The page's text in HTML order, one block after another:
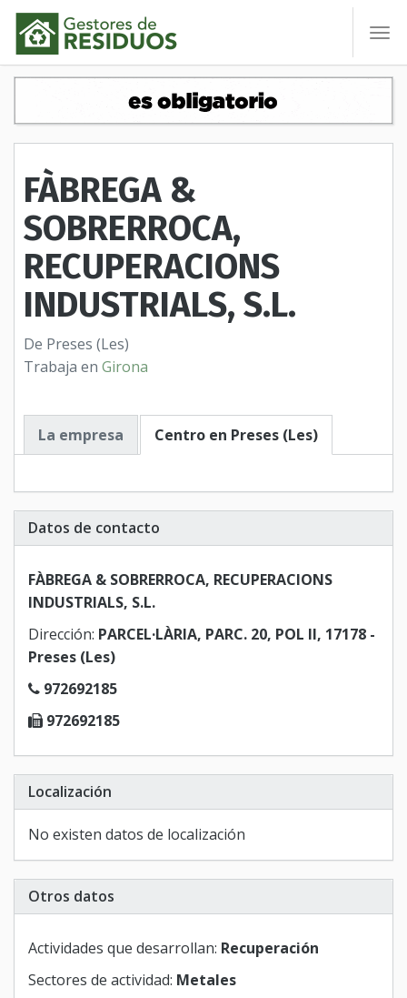
FÀBREGA &
SOBRERROCA,
RECUPERACIONS
INDUSTRIALS, S.L.
De Preses (Les)
Trabaja en Girona
La empresa Centro en Preses (Les)
Datos de contacto
FÀBREGA & SOBRERROCA, RECUPERACIONS
INDUSTRIALS, S.L.
Dirección: PARCEL·LÀRIA, PARC. 20, POL II, 17178 -
Preses (Les)
972692185
972692185
Localización
No existen datos de localización
Otros datos
Actividades que desarrollan: Recuperación
Sectores de actividad: Metales